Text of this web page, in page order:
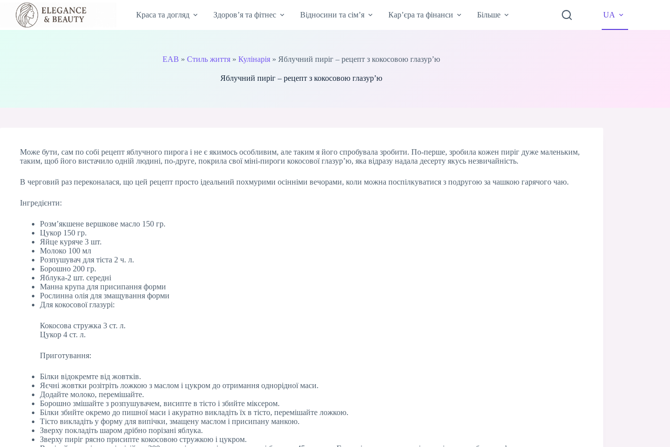
Перейти
вмісту
Краса та догляд Здоров’я та фітнес Відносини та сім’я Кар’єра та фінанси Більше UA
EAB »Стиль життя »Кулінарія » Яблучний пиріг – рецепт з кокосовою глазур’ю
Яблучний пиріг – рецепт з кокосовою глазур’ю
Може бути, сам по собі рецепт яблучного пирога і не є якимось особливим, але таким я його спробувала зробити. По-перше, зробила кожен пиріг дуже маленьким,
таким, щоб його вистачило одній людині, по-друге, покрила свої міні-пироги кокосової глазур’ю, яка відразу надала десерту якусь незвичайність.
В черговий раз переконалася, що цей рецепт просто ідеальний похмурими осінніми вечорами, коли можна поспілкуватися з подругою за чашкою гарячого чаю.
Інгредієнти:
Розм’якшене вершкове масло 150 гр.
Цукор 150 гр.
Яйце куряче 3 шт.
Молоко 100 мл
Розпушувач для тіста 2 ч. л.
Борошно 200 гр.
Яблука-2 шт. середні
Манна крупа для присипання форми
Рослинна олія для змащування форми
Для кокосової глазурі:
Кокосова стружка 3 ст. л.
Цукор 4 ст. л.
Приготування:
Білки відокремте від жовтків.
Яєчні жовтки розітріть ложкою з маслом і цукром до отримання однорідної маси.
Додайте молоко, перемішайте.
Борошно змішайте з розпушувачем, висипте в тісто і збийте міксером.
Білки збийте окремо до пишної маси і акуратно викладіть їх в тісто, перемішайте ложкою.
Тісто викладіть у форму для випічки, змащену маслом і присипану манкою.
Зверху покладіть шаром дрібно порізані яблука.
Зверху пиріг рясно присипте кокосовою стружкою і цукром.